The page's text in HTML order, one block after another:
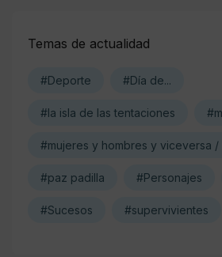
Temas de actualidad
#Deporte #Día de...
#la isla de las tentaciones
#mujeres y hombres y viceversa /
#paz padilla #Personajes
#Sucesos #supervivientes